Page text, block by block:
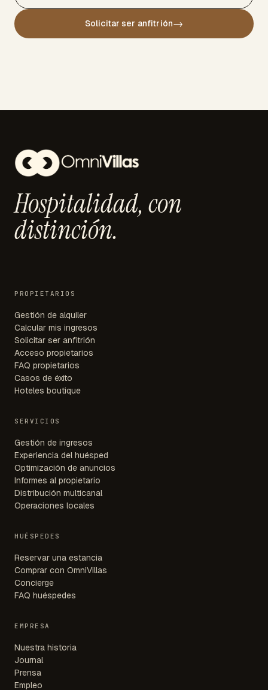
Solicitar ser anfitrión→
Hospitalidad, con
distinción.
PROPIETARIOS
Gestión de alquiler
Calcular mis ingresos
Solicitar ser anfitrión
Acceso propietarios
FAQ propietarios
Casos de éxito
Hoteles boutique
SERVICIOS
Gestión de ingresos
Experiencia del huésped
Optimización de anuncios
Informes al propietario
Distribución multicanal
Operaciones locales
HUÉSPEDES
Reservar una estancia
Comprar con OmniVillas
Concierge
FAQ huéspedes
EMPRESA
Nuestra historia
Journal
Prensa
Empleo